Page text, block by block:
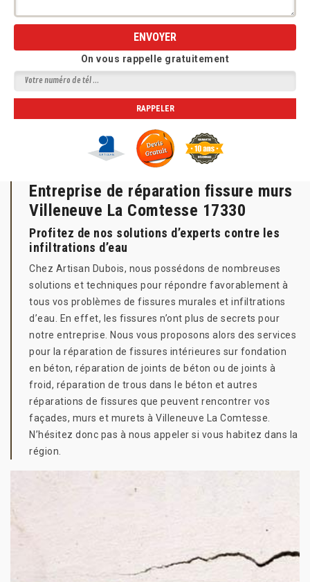
On vous rappelle gratuitement
Entreprise de réparation fissure murs
Villeneuve La Comtesse 17330
Profitez de nos solutions d’experts contre les
infiltrations d’eau
Chez Artisan Dubois, nous possédons de nombreuses
solutions et techniques pour répondre favorablement à
tous vos problèmes de fissures murales et infiltrations
d’eau. En effet, les fissures n’ont plus de secrets pour
notre entreprise. Nous vous proposons alors des services
pour la réparation de fissures intérieures sur fondation
en béton, réparation de joints de béton ou de joints à
froid, réparation de trous dans le béton et autres
réparations de fissures que peuvent rencontrer vos
façades, murs et murets à Villeneuve La Comtesse.
N’hésitez donc pas à nous appeler si vous habitez dans la
région.